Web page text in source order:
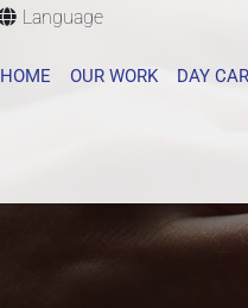
Language
HOME OUR WORK DAY